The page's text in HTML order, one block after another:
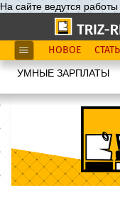
На сайте ведутся работы
НОВОЕ
УМНЫЕ ЗАРПЛАТЫ